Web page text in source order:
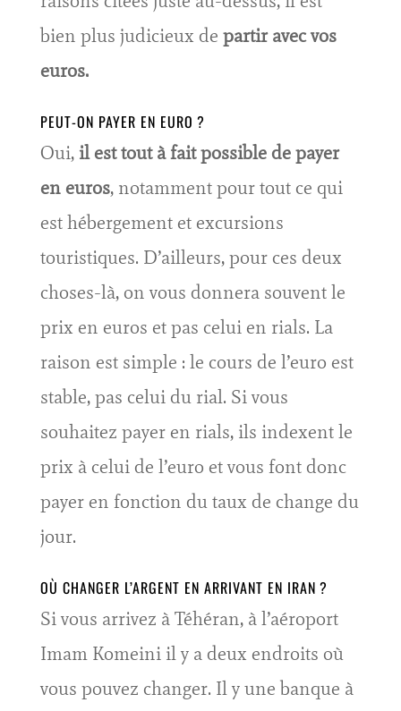
bien plus judicieux de partir avec vos
euros.
PEUT-ON PAYER EN EURO ?
Oui, il est tout à fait possible de payer
en euros, notamment pour tout ce qui
est hébergement et excursions
touristiques. D’ailleurs, pour ces deux
choses-là, on vous donnera souvent le
prix en euros et pas celui en rials. La
raison est simple : le cours de l’euro est
stable, pas celui du rial. Si vous
souhaitez payer en rials, ils indexent le
prix à celui de l’euro et vous font donc
payer en fonction du taux de change du
jour.
OÙ CHANGER L’ARGENT EN ARRIVANT EN IRAN ?
Si vous arrivez à Téhéran, à l’aéroport
Imam Komeini il y a deux endroits où
vous pouvez changer. Il y une banque à